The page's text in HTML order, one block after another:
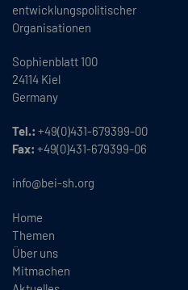
entwicklungspolitischer
Organisationen
Sophienblatt 100
24114 Kiel
Germany
Tel.: +49(0)431-679399-00
Fax: +49(0)431-679399-06
info@bei-sh.org
Home
Themen
Über uns
Mitmachen